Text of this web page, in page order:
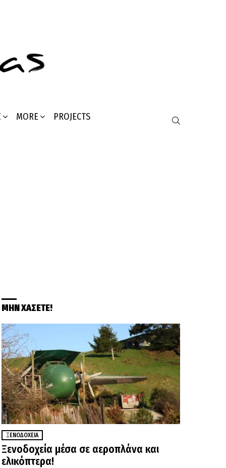
MORE PROJECTS
ΜΗΝ ΧΑΣΕΤΕ!
ΞΕΝΟΔΟΧΕΊΑ
Ξενοδοχεία μέσα σε αεροπλάνα και
ελικόπτερα!